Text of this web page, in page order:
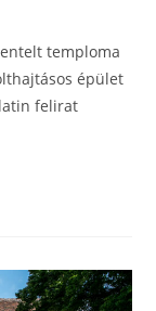
temploma
épület
felirat